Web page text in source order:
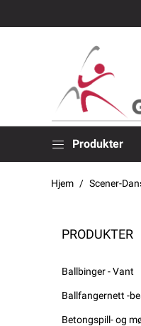
Produkter
Hjem Scener-
PRODUKTER
Ballbinger - Vant
Ballfangernett -
Betongspill- og